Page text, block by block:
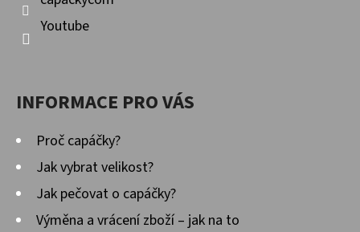
Youtube
INFORMACE PRO VÁS
Proč capáčky?
Jak vybrat velikost?
Jak pečovat o capáčky?
Výměna a vrácení zboží – jak na to